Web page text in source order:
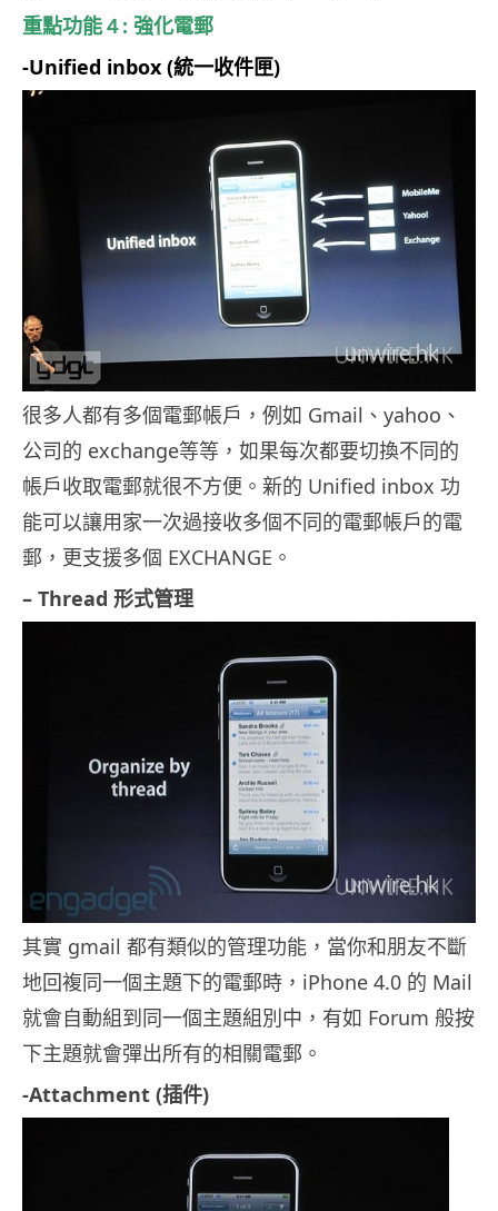
重點功能４: 強化電郵
-Unified inbox (統一收件匣)
很多人都有多個電郵帳戶，例如 Gmail 、 yahoo 、
公司的 exchange等等，如果每次都要切換不同的
帳戶收取電郵就很不方便。新的 Unified inbox 功
能可以讓用家一次過接收多個不同的電郵帳戶的電
郵，更支援多個 EXCHANGE 。
– Thread 形式管理
其實 gmail 都有類似的管理功能，當你和朋友不斷
地回複同一個主題下的電郵時， iPhone 4.0 的 Mail
就會自動組到同一個主題組別中，有如 Forum 般按
下主題就會彈出所有的相關電郵。
-Attachment (插件)